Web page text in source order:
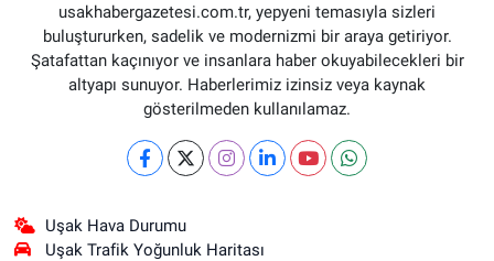
usakhabergazetesi.com.tr, yepyeni temasıyla sizleri
buluştururken, sadelik ve modernizmi bir araya getiriyor.
Şatafattan kaçınıyor ve insanlara haber okuyabilecekleri bir
altyapı sunuyor. Haberlerimiz izinsiz veya kaynak
gösterilmeden kullanılamaz.
Uşak Hava Durumu
Uşak Trafik Yoğunluk Haritası